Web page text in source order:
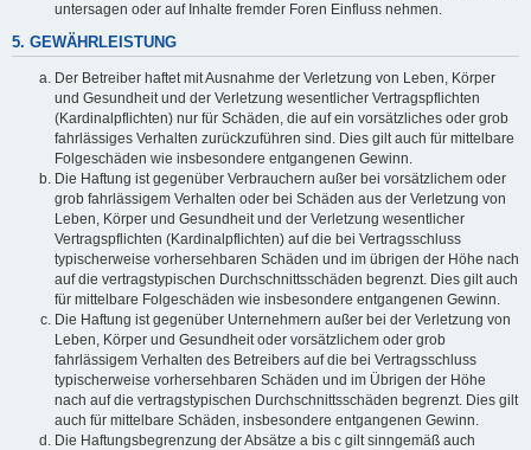
untersagen oder auf Inhalte fremder Foren Einfluss nehmen.
5. GEWÄHRLEISTUNG
Der Betreiber haftet mit Ausnahme der Verletzung von Leben, Körper
und Gesundheit und der Verletzung wesentlicher Vertragspflichten
(Kardinalpflichten) nur für Schäden, die auf ein vorsätzliches oder grob
fahrlässiges Verhalten zurückzuführen sind. Dies gilt auch für mittelbare
Folgeschäden wie insbesondere entgangenen Gewinn.
Die Haftung ist gegenüber Verbrauchern außer bei vorsätzlichem oder
grob fahrlässigem Verhalten oder bei Schäden aus der Verletzung von
Leben, Körper und Gesundheit und der Verletzung wesentlicher
Vertragspflichten (Kardinalpflichten) auf die bei Vertragsschluss
typischerweise vorhersehbaren Schäden und im übrigen der Höhe nach
auf die vertragstypischen Durchschnittsschäden begrenzt. Dies gilt auch
für mittelbare Folgeschäden wie insbesondere entgangenen Gewinn.
Die Haftung ist gegenüber Unternehmern außer bei der Verletzung von
Leben, Körper und Gesundheit oder vorsätzlichem oder grob
fahrlässigem Verhalten des Betreibers auf die bei Vertragsschluss
typischerweise vorhersehbaren Schäden und im Übrigen der Höhe
nach auf die vertragstypischen Durchschnittsschäden begrenzt. Dies gilt
auch für mittelbare Schäden, insbesondere entgangenen Gewinn.
Die Haftungsbegrenzung der Absätze a bis c gilt sinngemäß auch